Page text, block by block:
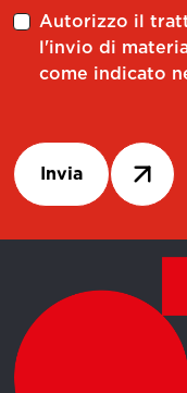
Autorizzo il
l'invio di
come indicato
Invia